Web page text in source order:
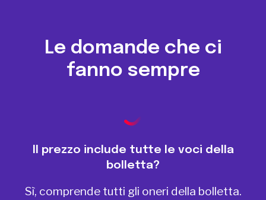
Le domande che ci
fanno sempre
Il prezzo include tutte le voci della
bolletta?
Sì, comprende tutti gli oneri della bolletta.